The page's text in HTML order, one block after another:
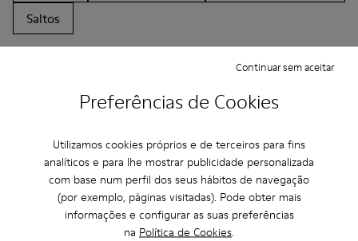
Preferências de Cookies
Utilizamos cookies próprios e de terceiros para fins
analíticos e para lhe mostrar publicidade personalizada
com base num perfil dos seus hábitos de navegação
(por exemplo, páginas visitadas). Pode obter mais
informações e configurar as suas preferências
na Política de Cookies.
Continuar sem aceitar
Saltos
HOMEM SAPATOS BRK PARA HOMEM
Saldos: Obtém um desconto extra de